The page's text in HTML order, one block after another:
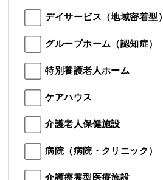
デイサービス（地域密着型）
グループホーム（認知症）
特別養護老人ホーム
ケアハウス
介護老人保健施設
病院（病院・クリニック）
介護療養型医療施設